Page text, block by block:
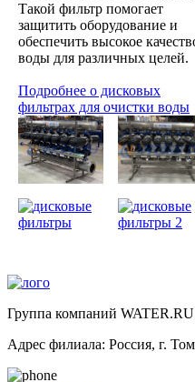
Такой фильтр помогает
защитить оборудование и
обеспечить высокое
воды для различных целей.
Подробнее о дисковых
фильтрах для очистки воды
Группа компаний
Адрес филиала: Россия, г.